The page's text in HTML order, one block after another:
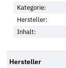
Kategorie:
Hersteller:
Inhalt:
Hersteller